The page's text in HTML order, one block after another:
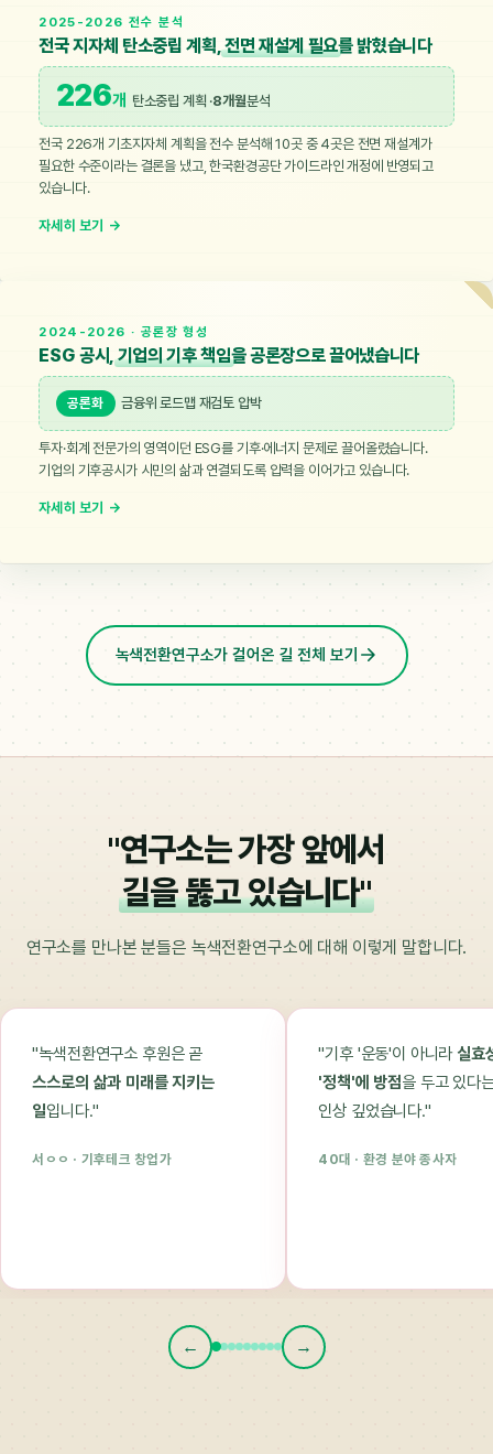
2025-2026 전수 분석
전국 지자체 탄소중립 계획,전면 재설계 필요를 밝혔습니다
226개 탄소중립 계획 ·8개월분석
전국 226개 기초지자체 계획을 전수 분석해 10곳 중 4곳은 전면 재설계가
필요한 수준이라는 결론을 냈고, 한국환경공단 가이드라인 개정에 반영되고
있습니다.
2024-2026 · 공론장 형성
ESG 공시,기업의 기후 책임을 공론장으로 끌어냈습니다
공론화 금융위 로드맵 재검토 압박
투자·회계 전문가의 영역이던 ESG를 기후·에너지 문제로 끌어올렸습니다.
기업의 기후공시가 시민의 삶과 연결되도록 압력을 이어가고 있습니다.
녹색전환연구소가 걸어온 길 전체 보기
"연구소는 가장 앞에서
길을 뚫고 있습니다"
연구소를 만나본 분들은 녹색전환연구소에 대해 이렇게 말합니다.
"녹색전환연구소 후원은 곧
스스로의 삶과 미래를 지키는
일입니다."
서ㅇㅇ · 기후테크 창업가
"기후 '운동'이 아니라 실효
'정책'에 방점을 두고 있다
인상 깊었습니다."
40대 · 환경 분야 종사자
← →